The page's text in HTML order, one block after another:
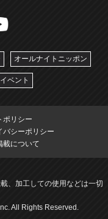
オールナイトニッポン
イベント
ポリシー
バシーポリシー
載について
、加工しての使用などは一切
All Rights Reserved.